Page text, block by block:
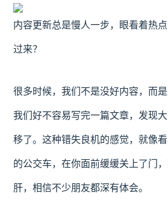
内容更新总是慢人一步，眼看着热
过来？
很多时候，我们不是没好内容，而
我们好不容易写完一篇文章，发现
移了。这种错失良机的感觉，就像
的公交车，在你面前缓缓关上了门
肝，相信不少朋友都深有体会。